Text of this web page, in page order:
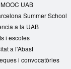
UAB
Summer School
a la UAB
i escoles
a l'Abast
i convocatòries